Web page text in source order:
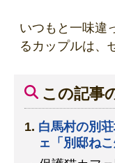
いつもと一味違
るカップルは、
この記事
白馬村の別
ェ「別邸ね